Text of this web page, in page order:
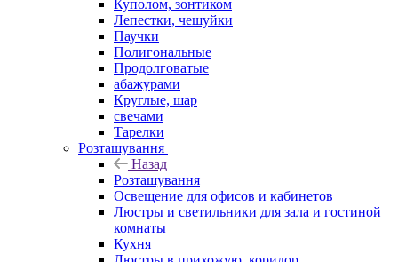
Куполом, зонтиком
Лепестки, чешуйки
Паучки
Полигональные
Продолговатые
абажурами
Круглые, шар
свечами
Тарелки
Розташування
Назад
Розташування
Освещение для офисов и кабинетов
Люстры и светильники для зала и гостиной
комнаты
Кухня